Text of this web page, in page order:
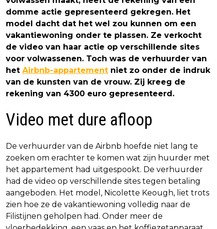
domme actie gepresenteerd gekregen. Het
model dacht dat het wel zou kunnen om een
vakantiewoning onder te plassen. Ze verkocht
de video van haar actie op verschillende sites
voor volwassenen. Toch was de verhuurder van
het Airbnb-appartement niet zo onder de indruk
van de kunsten van de vrouw. Zij kreeg de
rekening van 4300 euro gepresenteerd.
Video met dure afloop
De verhuurder van de Airbnb hoefde niet lang te
zoeken om erachter te komen wat zijn huurder met
het appartement had uitgespookt. De verhuurder
had de video op verschillende sites tegen betaling
aangeboden. Het model, Nicolette Keough, liet trots
zien hoe ze de vakantiewoning volledig naar de
Filistijnen geholpen had. Onder meer de